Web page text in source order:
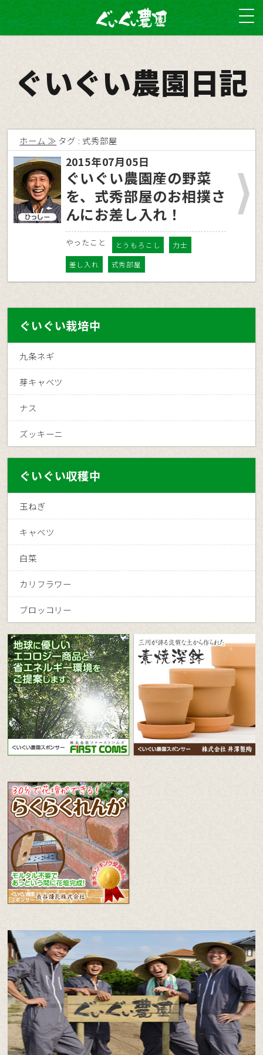
ぐいぐい農園日記
ホーム タグ : 式秀部屋
2015年07月05日
ぐいぐい農園産の野菜
を、式秀部屋のお相撲さ
んにお差し入れ！
やったこと とうもろこし 力士
差し入れ 式秀部屋
ぐいぐい栽培中
九条ネギ
芽キャベツ
ナス
ズッキーニ
ぐいぐい収穫中
玉ねぎ
キャベツ
白菜
カリフラワー
ブロッコリー